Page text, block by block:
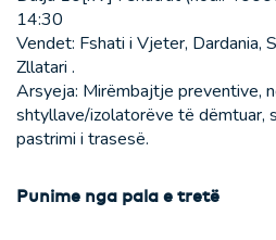
14:30
Vendet: Fshati i Vjeter, Dardania,
Zllatari .
Arsyeja: Mirëmbajtje preventive,
shtyllave/izolatorëve të dëmtuar,
pastrimi i trasesë.
Punime nga pala e tretë